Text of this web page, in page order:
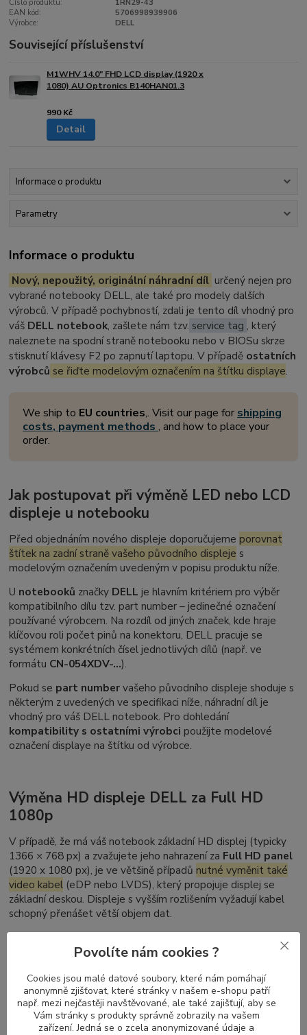
Číslo produktu:
1RN29-43
EAN kód:
5706998939906
Výrobce:
DELL
Související příslušenství
M1WHV 14.0" FHD LCD display (1920 x
1080) AU Optronics B140HAN01.3
990 Kč
Detail
Informace o produktu
Parametry
Informace o produktu
Nový, nepoužitý, originální náhradní díl určený nejen pro
vybrané notebooky DELL, ale také pro modely dalších
výrobců. V případě pochybností, zdali je tento díl vhodný pro
váš DELL notebook, zašlete nám tzv. service tag , který
naleznete na spodní straně notebooku nebo v BIOSu skrze
stisknutí klávesy F2 po zapnutí laptopu. V případě ostatních
výrobců se řiďte modelovým označením na štítku displaye.
We ship to EU countries,. Visit our page for shipping
costs, payment methods, and how to place your
order.
Jak postupovat při výměně LED nebo LCD
displeje u notebooku
Před objednáním nového displeje doporučujeme porovnat
štítek na zadní straně vašeho původního displeje s
modelovým označením uvedeným v popisu produktu níže.
U notebooků značky DELL je hlavním kritériem pro výběr
kompatibilního dílu tzv. part number– jedinečné označení
používané výrobcem. Na rozdíl od jiných značek, kde hraje
klíčovou roli počet pinů na konektoru, DELL pracuje se
systémem konkrétních čísel jednotlivých dílů (např. ve
formátu CN-054XDV-...).
Pokud se part numbervašeho původního displeje shoduje s
některým z uvedených ve specifikaci níže, náhradní díl je
vhodný pro váš DELL notebook. Pro dohledání
kompatibility s ostatními výrobci použijte modelové
označení displaye na štítku od výrobce.
Výměna HD displeje DELL za Full HD
1080p
V případě, že má váš notebook základní HD displej (typicky
1366 × 768 px) a zvažujete jeho nahrazení za Full HD panel
(1920 x 1080 px), je ve většině případů nutné vyměnit také
video kabel (eDP nebo LVDS), který propojuje displej se
základní deskou. Displeje s vyšším rozlišením vyžadují kabel
schopný přenášet větší objem dat.
Naopak při přechodu z Full HD zpět na HD není výměna
kabelu nutná – kabely pro vyšší rozlišení podporují i nižší
Nelze zaměnit DELL Latitude dotykový
Povolíte nám cookies ?
Cookies jsou malé datové soubory, které nám pomáhají
anonymně zjišťovat, které stránky v našem e-shopu patří
např. mezi nejčastěji navštěvované, ale také zajišťují, aby se
Vám stránky s produkty správně zobrazily na vašem
zařízení. Jedná se o zcela anonymizované údaje a